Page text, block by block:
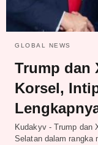
GLOBAL NEWS
Trump dan
Korsel,
Kudakyv - Trump dan
Selatan dalam rangka